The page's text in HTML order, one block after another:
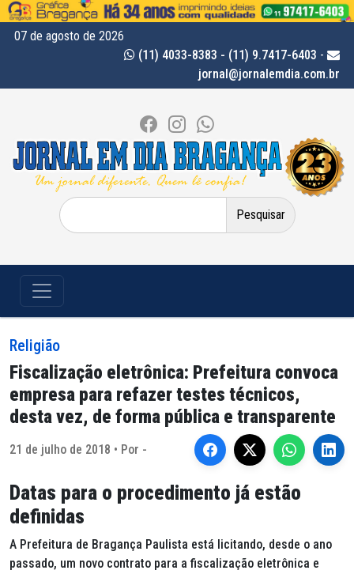
07 de agosto de 2026
(11) 4033-8383 - (11) 9.7417-6403 -
jornal@jornalemdia.com.br
Pesquisar
por:
Religião
Fiscalização eletrônica: Prefeitura convoca
empresa para refazer testes técnicos,
desta vez, de forma pública e transparente
21 de julho de 2018 • Por -
Datas para o procedimento já estão
definidas
A Prefeitura de Bragança Paulista está licitando, desde o ano
passado, um novo contrato para a fiscalização eletrônica e